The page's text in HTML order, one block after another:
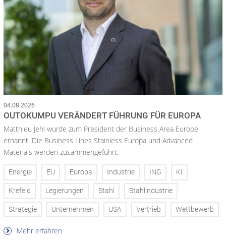
04.08.2026
OUTOKUMPU VERÄNDERT FÜHRUNG FÜR EUROPA
Matthieu Jehl wurde zum President der Business Area Europe
ernannt. Die Business Lines Stainless Europa und Advanced
Materials werden zusammengeführt.
Energie EU Europa Industrie ING KI
Krefeld Legierungen Stahl Stahlindustrie
Strategie Unternehmen USA Vertrieb Wettbewerb
Mehr erfahren